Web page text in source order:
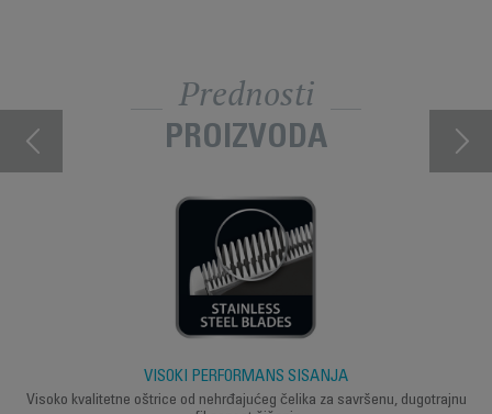
Prednosti
PROIZVODA
VISOKI PERFORMANS ŠIŠANJA
Visoko kvalitetne oštrice od nehrđajućeg čelika za savršenu, dugotrajnu